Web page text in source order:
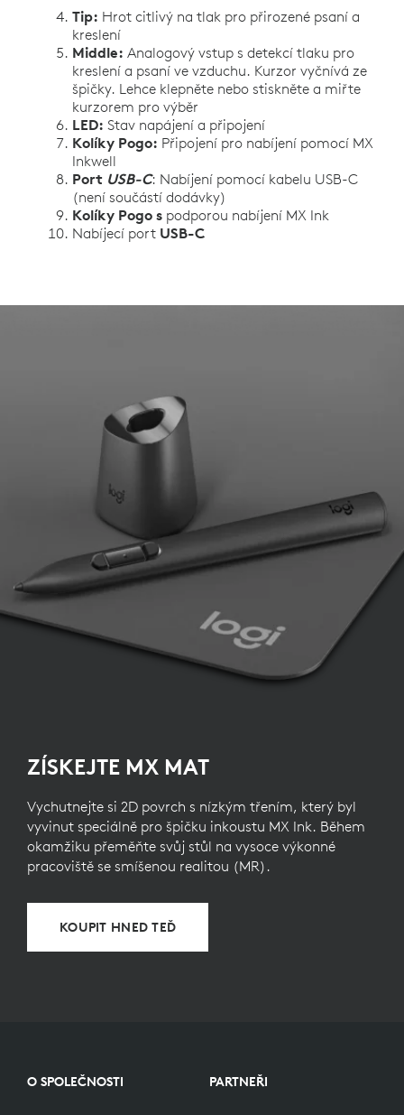
Tip: Hrot citlivý na tlak pro přirozené psaní a
kreslení
Middle: Analogový vstup s detekcí tlaku pro
kreslení a psaní ve vzduchu. Kurzor vyčnívá ze
špičky. Lehce klepněte nebo stiskněte a miřte
kurzorem pro výběr
LED: Stav napájení a připojení
Kolíky Pogo: Připojení pro nabíjení pomocí MX
Inkwell
Port USB-C: Nabíjení pomocí kabelu USB-C
(není součástí dodávky)
Kolíky Pogo s podporou nabíjení MX Ink
Nabíjecí port USB-C
ZÍSKEJTE MX MAT
Vychutnejte si 2D povrch s nízkým třením, který byl
vyvinut speciálně pro špičku inkoustu MX Ink. Během
okamžiku přeměňte svůj stůl na vysoce výkonné
pracoviště se smíšenou realitou (MR).
KOUPIT HNED TEĎ
O SPOLEČNOSTI PARTNEŘI